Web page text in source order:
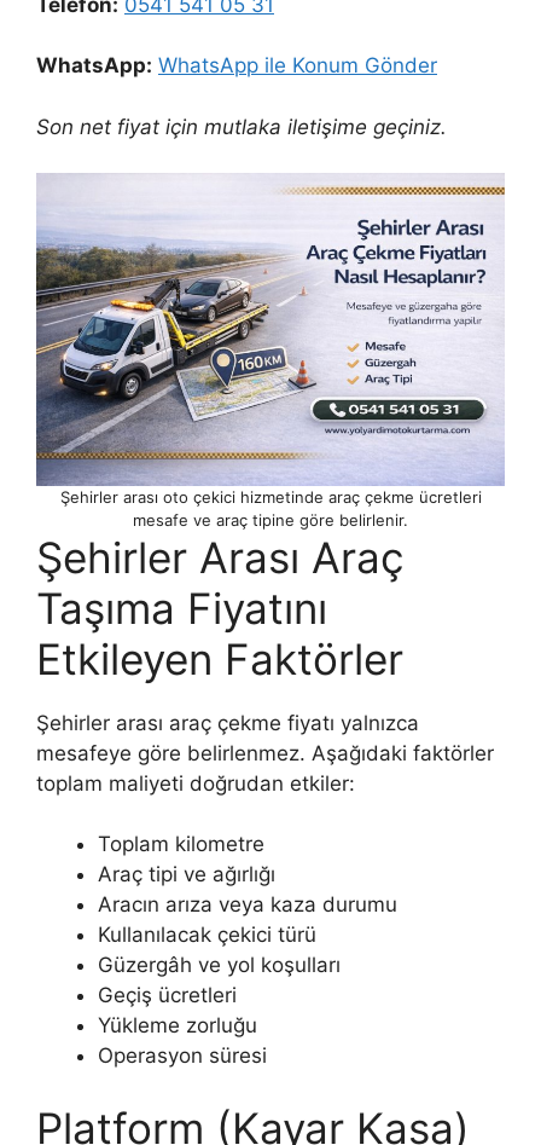
WhatsApp: WhatsApp ile Konum Gönder
Son net fiyat için mutlaka iletişime geçiniz.
Şehirler arası oto çekici hizmetinde araç çekme ücretleri
mesafe ve araç tipine göre belirlenir.
Şehirler Arası Araç
Taşıma Fiyatını
Etkileyen Faktörler
Şehirler arası araç çekme fiyatı yalnızca
mesafeye göre belirlenmez. Aşağıdaki faktörler
toplam maliyeti doğrudan etkiler:
Toplam kilometre
Araç tipi ve ağırlığı
Aracın arıza veya kaza durumu
Kullanılacak çekici türü
Güzergâh ve yol koşulları
Geçiş ücretleri
Yükleme zorluğu
Operasyon süresi
Platform (Kayar Kasa)